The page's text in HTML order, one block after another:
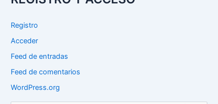
Registro
Acceder
Feed de entradas
Feed de comentarios
WordPress.org